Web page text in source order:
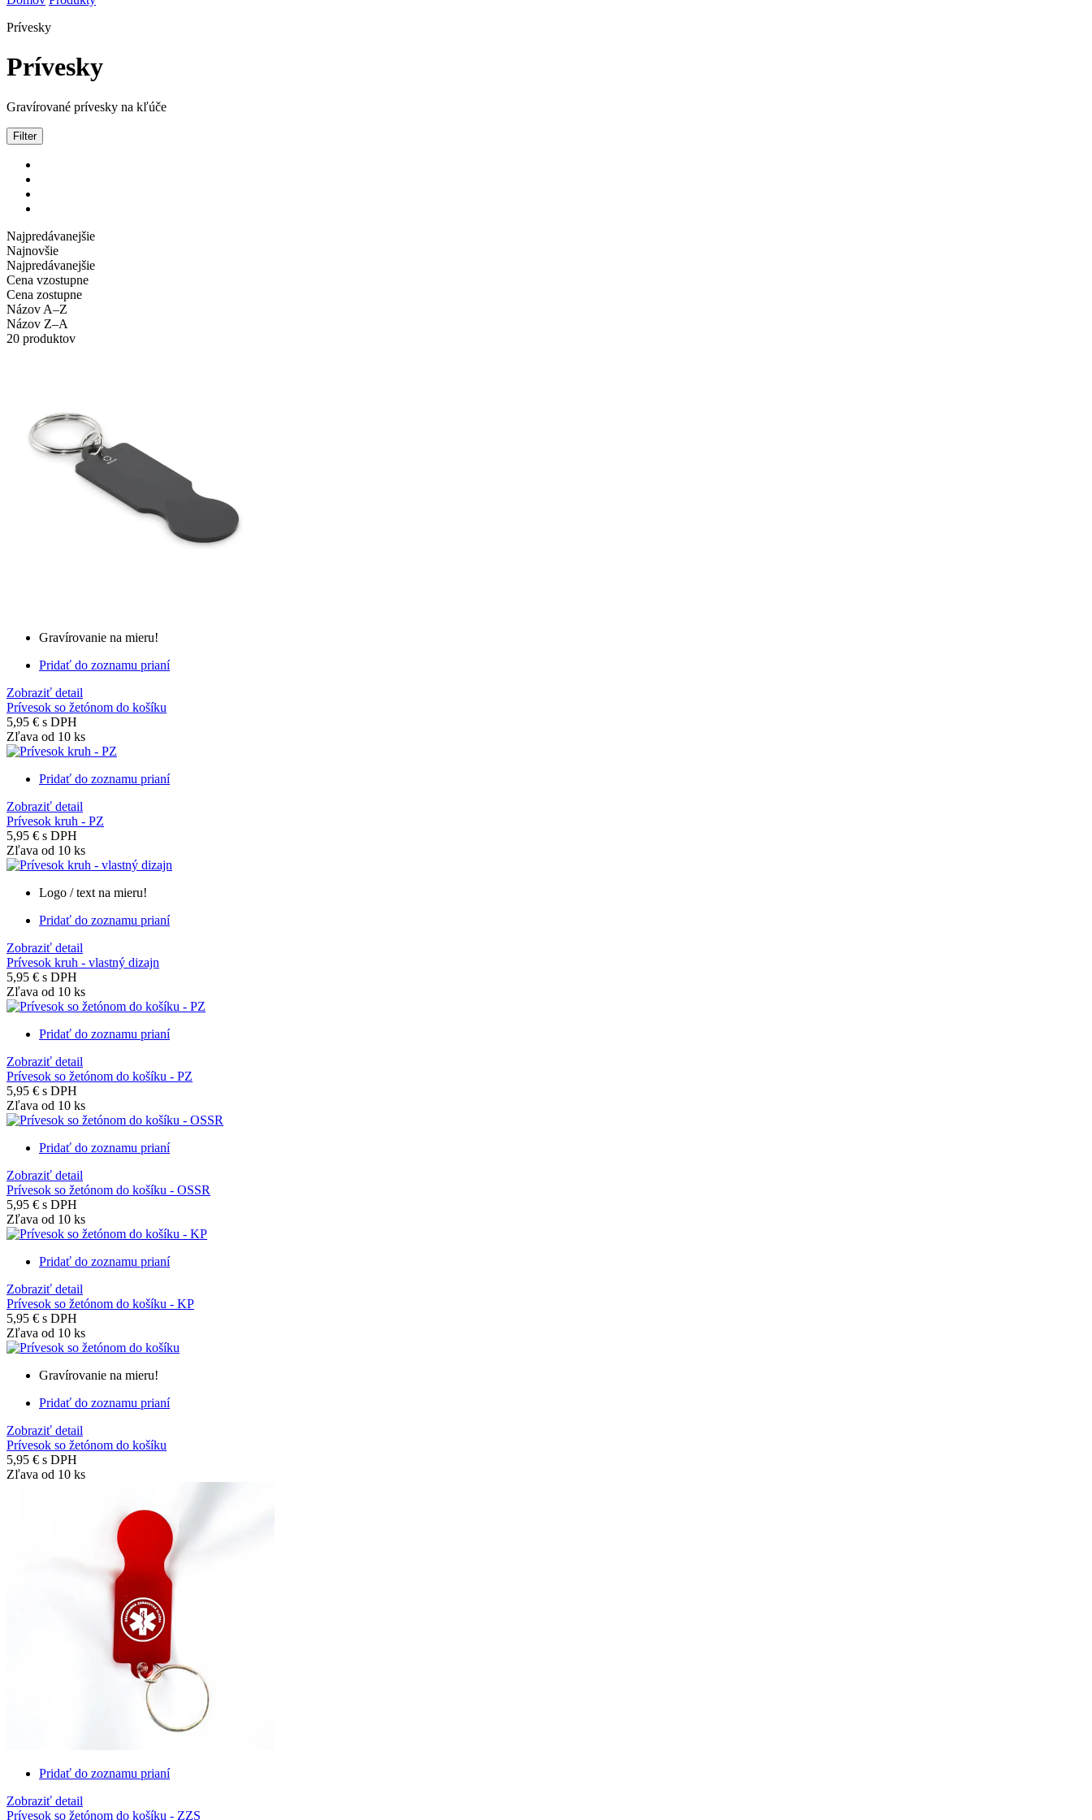
Prívesky
Prívesky
Gravírované prívesky na kľúče
Filter
Najpredávanejšie
Najnovšie
Najpredávanejšie
Cena vzostupne
Cena zostupne
Názov A–Z
Názov Z–A
20 produktov
Gravírovanie na mieru!
Pridať do zoznamu prianí
Zobraziť detail
Prívesok so žetónom do košíku
5,95 € s DPH
Zľava od 10 ks
Pridať do zoznamu prianí
Zobraziť detail
Prívesok kruh - PZ
5,95 € s DPH
Zľava od 10 ks
Logo / text na mieru!
Pridať do zoznamu prianí
Zobraziť detail
Prívesok kruh - vlastný dizajn
5,95 € s DPH
Zľava od 10 ks
Pridať do zoznamu prianí
Zobraziť detail
Prívesok so žetónom do košíku - PZ
5,95 € s DPH
Zľava od 10 ks
Pridať do zoznamu prianí
Zobraziť detail
Prívesok so žetónom do košíku - OSSR
5,95 € s DPH
Zľava od 10 ks
Pridať do zoznamu prianí
Zobraziť detail
Prívesok so žetónom do košíku - KP
5,95 € s DPH
Zľava od 10 ks
Gravírovanie na mieru!
Pridať do zoznamu prianí
Zobraziť detail
Prívesok so žetónom do košíku
5,95 € s DPH
Zľava od 10 ks
Pridať do zoznamu prianí
Zobraziť detail
Prívesok so žetónom do košíku - ZZS